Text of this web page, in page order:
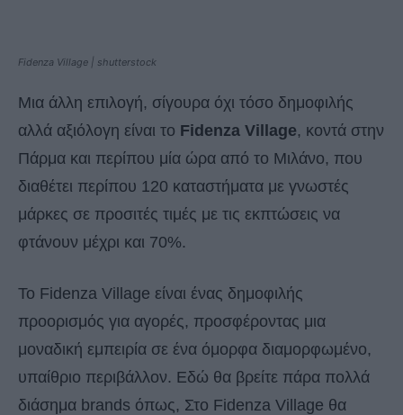
Fidenza Village | shutterstock
Μια άλλη επιλογή, σίγουρα όχι τόσο δημοφιλής
αλλά αξιόλογη είναι το Fidenza Village, κοντά στην
Πάρμα και περίπου μία ώρα από το Μιλάνο, που
διαθέτει περίπου 120 καταστήματα με γνωστές
μάρκες σε προσιτές τιμές με τις εκπτώσεις να
φτάνουν μέχρι και 70%.
Το Fidenza Village είναι ένας δημοφιλής
προορισμός για αγορές, προσφέροντας μια
μοναδική εμπειρία σε ένα όμορφα διαμορφωμένο,
υπαίθριο περιβάλλον. Εδώ θα βρείτε πάρα πολλά
διάσημα brands όπως, Στο Fidenza Village θα